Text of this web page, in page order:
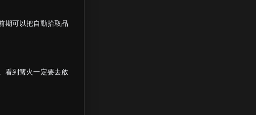
期可以把自動拾取品
看到篝火一定要去啟